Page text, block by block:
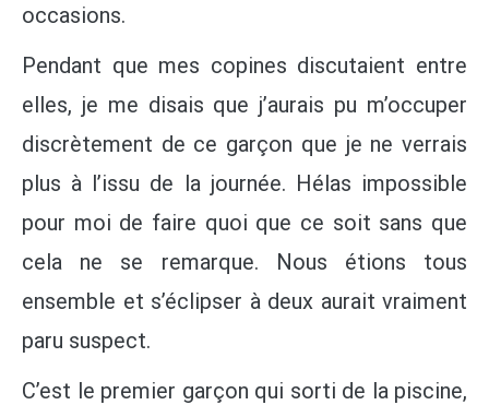
occasions.
Pendant que mes copines discutaient entre
elles, je me disais que j’aurais pu m’occuper
discrètement de ce garçon que je ne verrais
plus à l’issu de la journée. Hélas impossible
pour moi de faire quoi que ce soit sans que
cela ne se remarque. Nous étions tous
ensemble et s’éclipser à deux aurait vraiment
paru suspect.
C’est le premier garçon qui sorti de la piscine,